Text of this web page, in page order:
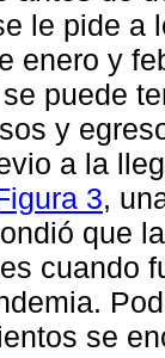
le pide a
enero y
puede
y
a la
3,
que
cuando
se